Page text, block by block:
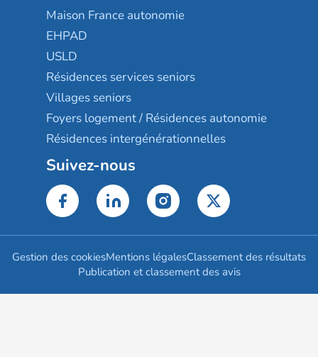
Maison France autonomie
EHPAD
USLD
Résidences services seniors
Villages seniors
Foyers logement / Résidences autonomie
Résidences intergénérationnelles
Suivez-nous
Gestion des cookiesMentions légalesClassement des résultats
Publication et classement des avis